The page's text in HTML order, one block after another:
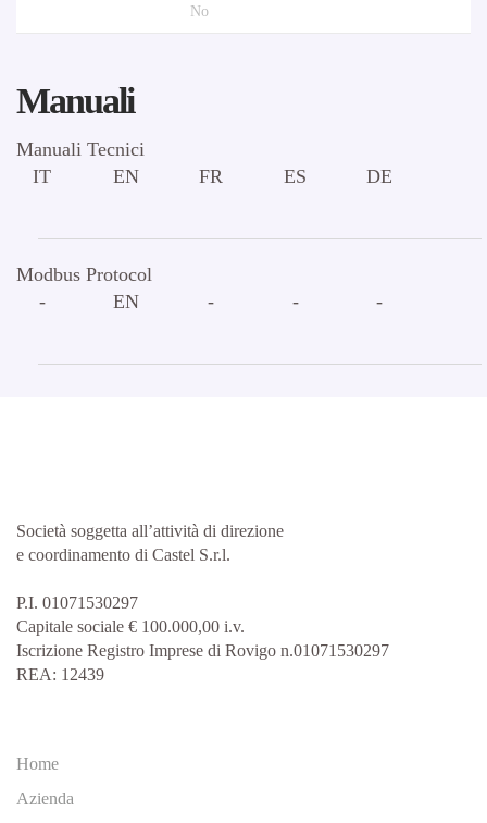
No
Manuali
Manuali Tecnici
IT
EN FR ES DE
Modbus Protocol
-
EN - - -
Società soggetta all’attività di direzione
e coordinamento di Castel S.r.l.
P.I. 01071530297
Capitale sociale € 100.000,00 i.v.
Iscrizione Registro Imprese di Rovigo n.01071530297
REA: 12439
Home
Azienda